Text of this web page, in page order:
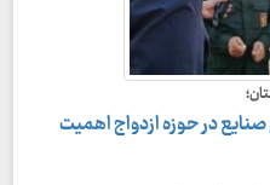
در حوزه ازدواج اهمیت